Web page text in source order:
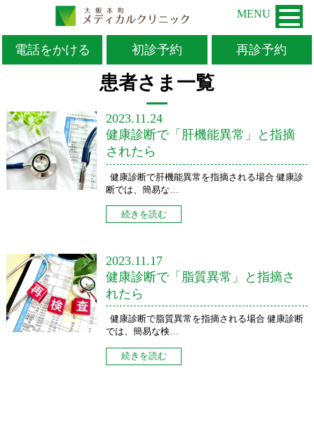
電話をかける 初診予約 再診予約
TOP>動脈硬化検査
患者さま一覧
2023.11.24
健康診断で「肝機能異常」と指摘
されたら
健康診断で肝機能異常を指摘される場合 健康診
断では、簡易な…
続きを読む
2023.11.17
健康診断で「脂質異常」と指摘さ
れたら
健康診断で脂質異常を指摘される場合 健康診断
では、簡易な検…
続きを読む